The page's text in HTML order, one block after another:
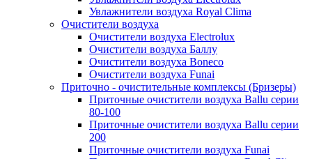
Увлажнители воздуха Royal Clima
Очистители воздуха
Очистители воздуха Electrolux
Очистители воздуха Баллу
Очистители воздуха Boneco
Очистители воздуха Funai
Приточно - очистительные комплексы (Бризеры)
Приточные очистители воздуха Ballu серии
80-100
Приточные очистители воздуха Ballu серии
200
Приточные очистители воздуха Funai